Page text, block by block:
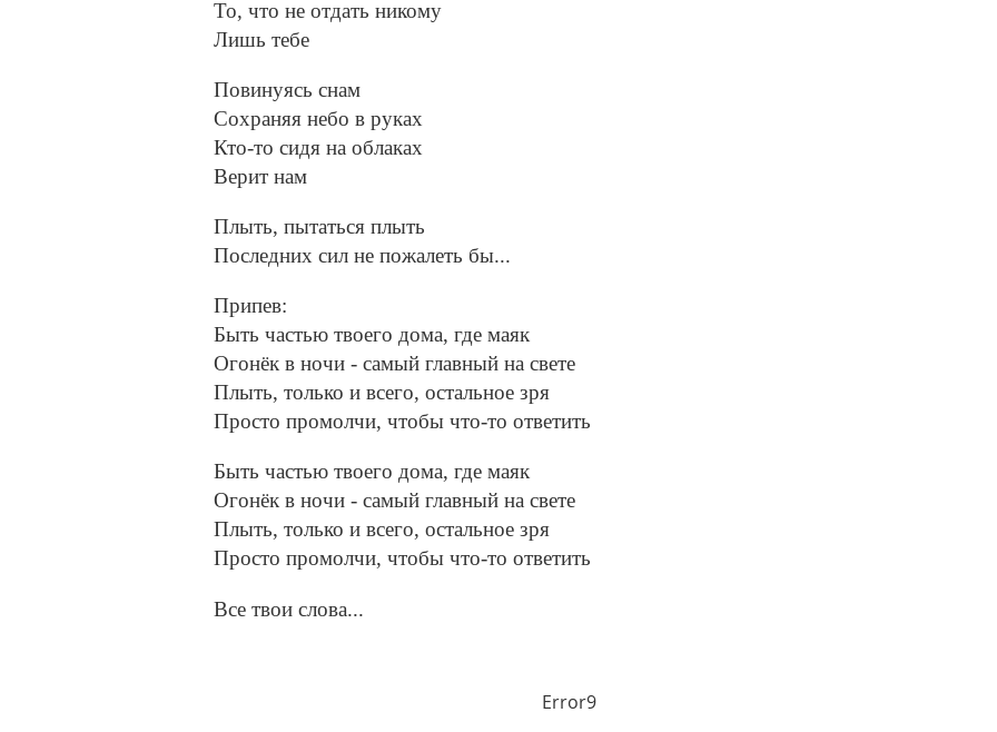
То, что не отдать никому
Лишь тебе
Повинуясь снам
Сохраняя небо в руках
Кто-то сидя на облаках
Верит нам
Плыть, пытаться плыть
Последних сил не пожалеть бы...
Припев:
Быть частью твоего дома, где маяк
Огонёк в ночи - самый главный на свете
Плыть, только и всего, остальное зря
Просто промолчи, чтобы что-то ответить
Быть частью твоего дома, где маяк
Огонёк в ночи - самый главный на свете
Плыть, только и всего, остальное зря
Просто промолчи, чтобы что-то ответить
Все твои слова...
Error9